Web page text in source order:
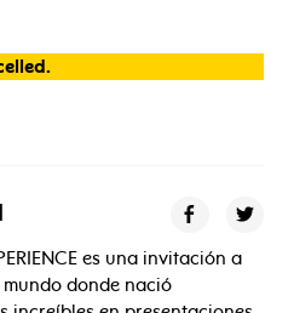
es una invitación a
donde nació